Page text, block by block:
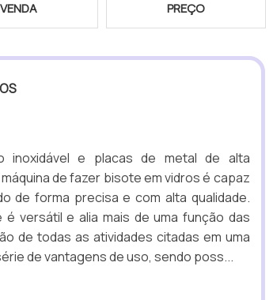
VENDA
PREÇO
inoxidável e placas de metal de alta
de fazer bisote em vidros é capaz
de forma precisa e com alta qualidade.
versátil e alia mais de uma função das
de todas as atividades citadas em uma
de vantagens de uso, sendo poss...